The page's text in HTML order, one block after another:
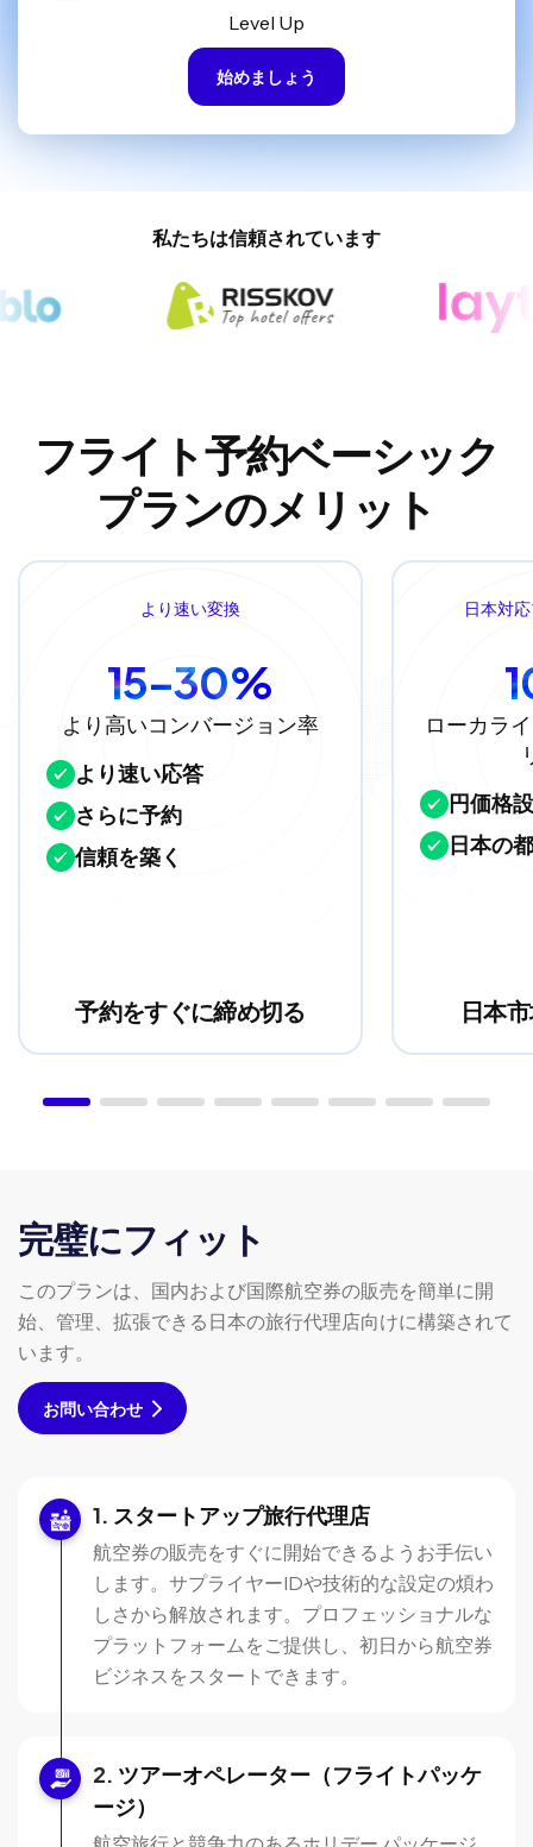
Level Up
始めましょう
私たちは信頼されています
フライト予約ベーシック
プランのメリット
より速い変換
15–30%
より高いコンバージョン率
より速い応答
さらに予約
信頼を築く
予約をすぐに締め切る
日本対
ローカラ
円価格
日本の
日本
完璧にフィット
このプランは、国内および国際航空券の販売を簡単に開
始、管理、拡張できる日本の旅行代理店向けに構築されて
います。
お問い合わせ
スタートアップ旅行代理店
航空券の販売をすぐに開始できるようお手伝い
します。サプライヤーIDや技術的な設定の煩わ
しさから解放されます。プロフェッショナルな
プラットフォームをご提供し、初日から航空券
ビジネスをスタートできます。
ツアーオペレーター（フライトパッケ
ージ）